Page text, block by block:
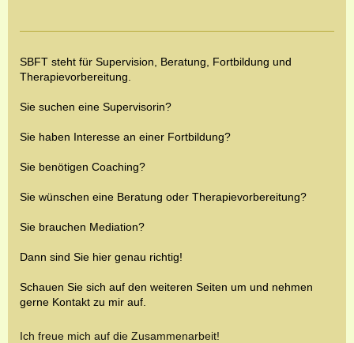
SBFT steht für Supervision, Beratung,
Fortbildung und
Therapievorbereitung.
Sie suchen eine Supervisorin?
Sie haben Interesse an einer Fortbildung?
Sie benötigen Coaching?
Sie wünschen eine Beratung oder Therapievorbereitung?
Sie brauchen Mediation?
Dann sind Sie hier genau richtig!
Schauen Sie sich auf den weiteren Seiten um und nehmen
gerne Kontakt zu mir auf.
Ich freue mich auf die Zusammenarbeit!